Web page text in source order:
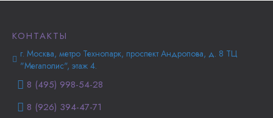
КОНТАКТЫ
г. Москва, метро Технопарк, проспект Андропова, д. 8 ТЦ
"Мегаполис", этаж 4.
8 (495) 998-54-28
8 (926) 394-47-71